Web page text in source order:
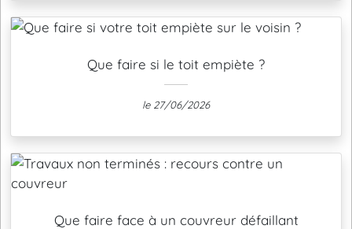
Que faire si le toit empiète ?
le 27/06/2026
Que faire face à un couvreur défaillant